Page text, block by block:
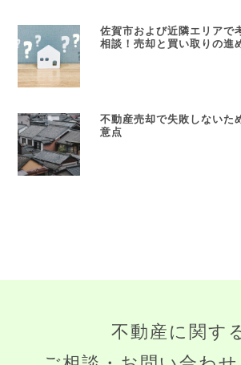
佐賀市および近隣エリアで
相談！売却と買い取りの進
不動産売却で失敗しないた
意点
不動産に関す